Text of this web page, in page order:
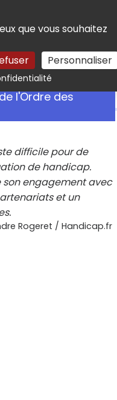
que vous souhaitez
Personnaliser
Rechercher
l'Ordre des
difficile pour de
de handicap.
son engagement avec
et un
Rogeret / Handicap.fr